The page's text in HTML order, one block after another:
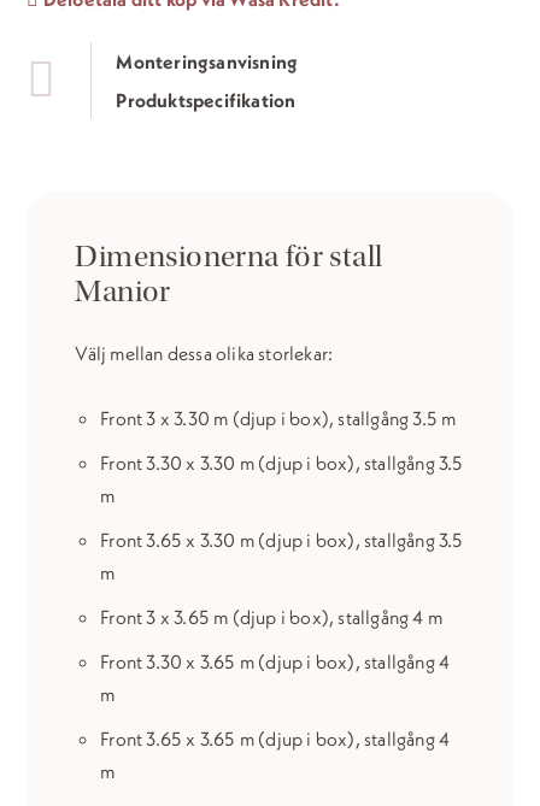
Monteringsanvisning
Produktspecifikation
Dimensionerna för stall
Manior
Välj mellan dessa olika storlekar:
Front 3 x 3.30 m (djup i box), stallgång 3.5 m
Front 3.30 x 3.30 m (djup i box), stallgång 3.5
m
Front 3.65 x 3.30 m (djup i box), stallgång 3.5
m
Front 3 x 3.65 m (djup i box), stallgång 4 m
Front 3.30 x 3.65 m (djup i box), stallgång 4
m
Front 3.65 x 3.65 m (djup i box), stallgång 4
m